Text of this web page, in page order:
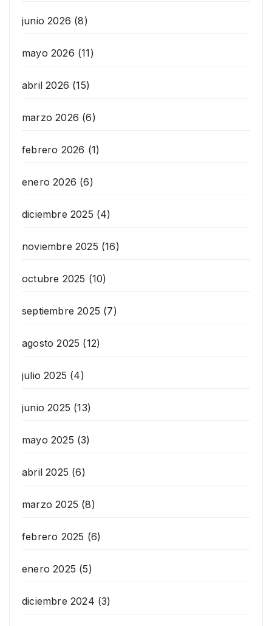
junio 2026 (8)
mayo 2026 (11)
abril 2026 (15)
marzo 2026 (6)
febrero 2026 (1)
enero 2026 (6)
diciembre 2025 (4)
noviembre 2025 (16)
octubre 2025 (10)
septiembre 2025 (7)
agosto 2025 (12)
julio 2025 (4)
junio 2025 (13)
mayo 2025 (3)
abril 2025 (6)
marzo 2025 (8)
febrero 2025 (6)
enero 2025 (5)
diciembre 2024 (3)